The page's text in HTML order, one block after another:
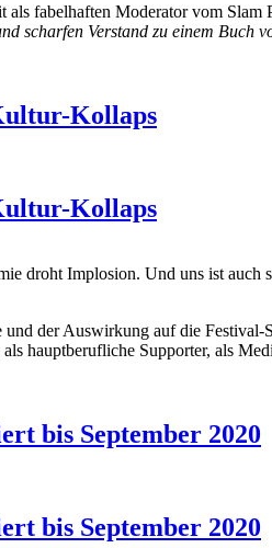
fabelhaften Moderator vom
scharfen Verstand zu einem Buch
Kollaps
Kollaps
droht Implosion. Und uns ist auch
der Auswirkung auf die
hauptberufliche Supporter, als
bis September 2020
bis September 2020